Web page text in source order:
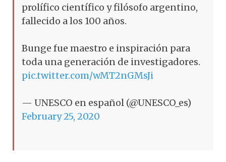
prolífico científico y filósofo argentino,
fallecido a los 100 años.
Bunge fue maestro e inspiración para
toda una generación de investigadores.
pic.twitter.com/wMT2nGMsJi
— UNESCO en español (@UNESCO_es)
February 25, 2020